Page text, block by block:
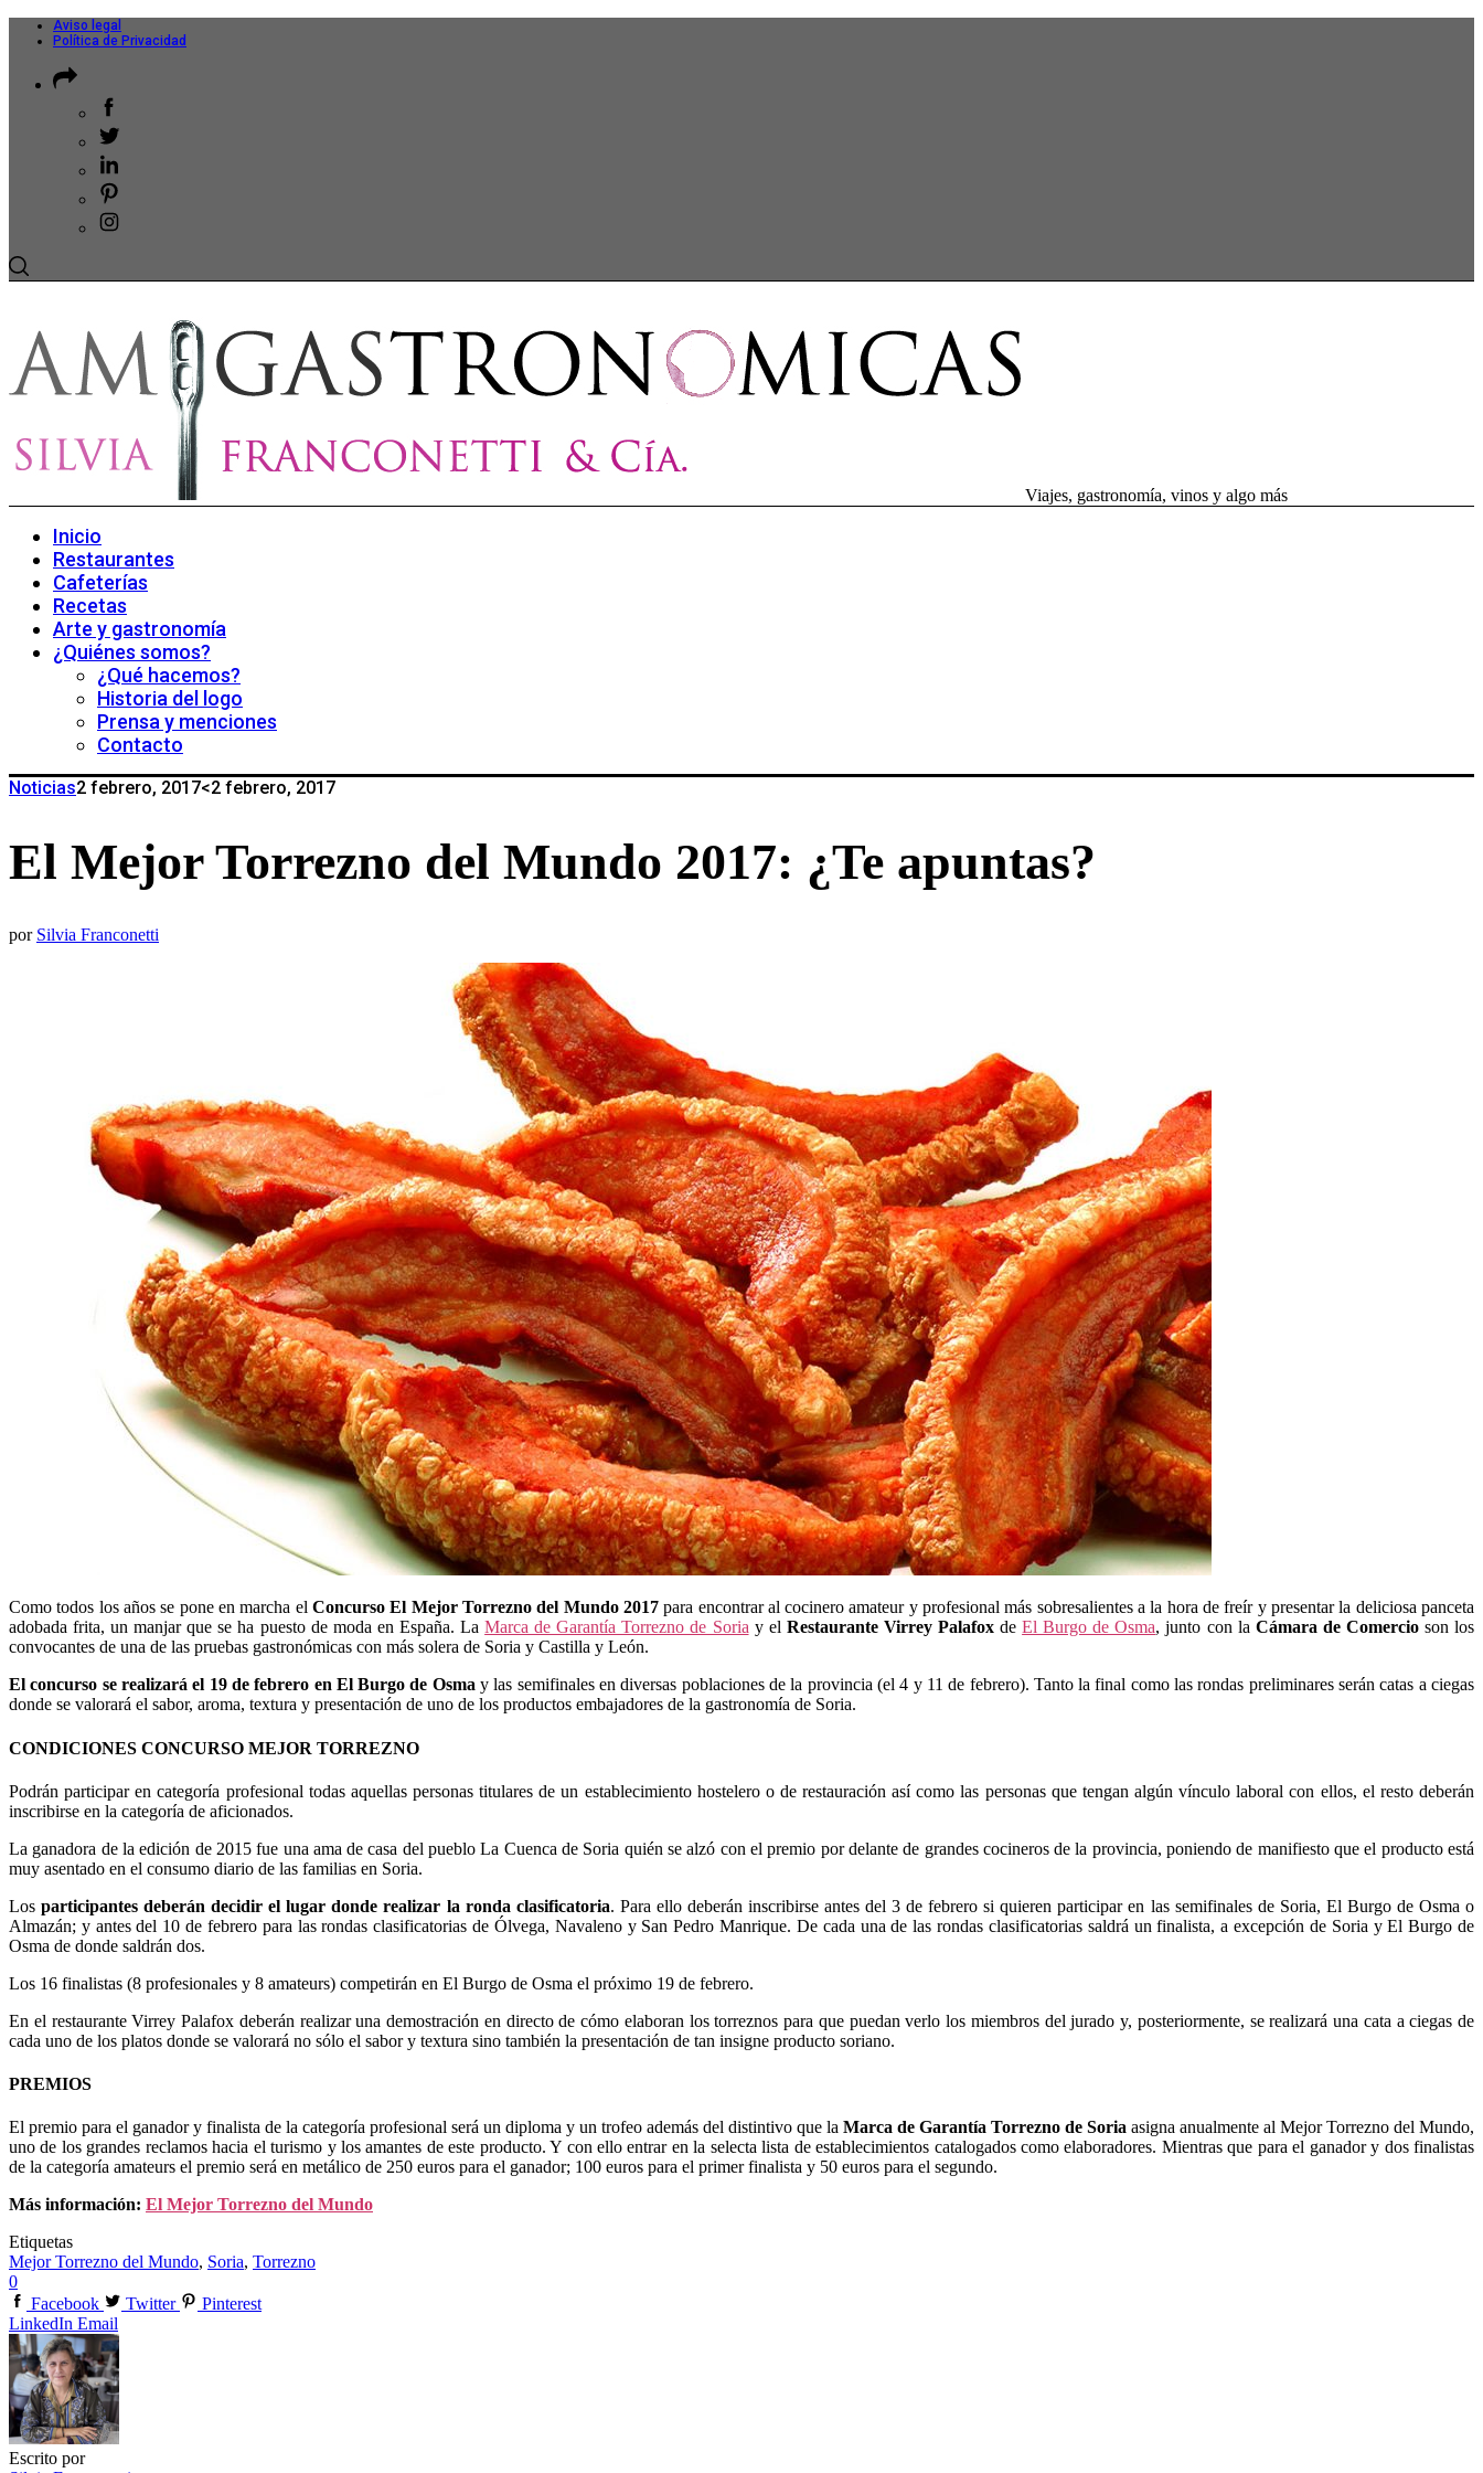
Aviso legal
Política de Privacidad
Viajes, gastronomía, vinos y algo más
Inicio
Restaurantes
Cafeterías
Recetas
Arte y gastronomía
¿Quiénes somos?
¿Qué hacemos?
Historia del logo
Prensa y menciones
Contacto
Noticias2 febrero, 2017<2 febrero, 2017
El Mejor Torrezno del Mundo 2017: ¿Te apuntas?
por Silvia Franconetti
Como todos los años se pone en marcha el Concurso El Mejor Torrezno del Mundo 2017para encontrar al cocinero amateur y profesional más sobresalientes a la hora de freír y presentar la deliciosa panceta
adobada frita, un manjar que se ha puesto de moda en España. LaMarca de Garantía Torrezno de Soria y el Restaurante Virrey PalafoxdeEl Burgo de Osma, junto con la Cámara de Comercioson los
convocantes de una de las pruebas gastronómicas con más solera de Soria y Castilla y León.
El concurso se realizará el 19 de febrero en El Burgo de Osma y las semifinales en diversas poblaciones de la provincia (el 4 y 11 de febrero). Tanto la final como las rondas preliminares serán catas a ciegas
donde se valorará el sabor, aroma, textura y presentación de uno de los productos embajadores de la gastronomía de Soria.
CONDICIONES CONCURSO MEJOR TORREZNO
Podrán participar en categoría profesional todas aquellas personas titulares de un establecimiento hostelero o de restauración así como las personas que tengan algún vínculo laboral con ellos, el resto deberán
inscribirse en la categoría de aficionados.
La ganadora de la edición de 2015 fue una ama de casa del pueblo La Cuenca de Soria quién se alzó con el premio por delante de grandes cocineros de la provincia, poniendo de manifiesto que el producto está
muy asentado en el consumo diario de las familias en Soria.
Losparticipantes deberán decidir el lugar donde realizar la ronda clasificatoria. Para ello deberán inscribirse antes del 3 de febrero si quieren participar en las semifinales de Soria, El Burgo de Osma o
Almazán; y antes del 10 de febrero para las rondas clasificatorias de Ólvega, Navaleno y San Pedro Manrique. De cada una de las rondas clasificatorias saldrá un finalista, a excepción de Soria y El Burgo de
Osma de donde saldrán dos.
Los 16 finalistas (8 profesionales y 8 amateurs) competirán en El Burgo de Osma el próximo 19 de febrero.
En el restaurante Virrey Palafox deberán realizar una demostración en directo de cómo elaboran los torreznos para que puedan verlo los miembros del jurado y, posteriormente, se realizará una cata a ciegas de
cada uno de los platos donde se valorará no sólo el sabor y textura sino también la presentación de tan insigne producto soriano.
PREMIOS
El premio para el ganador y finalista de la categoría profesional será un diploma y un trofeo además del distintivo que la Marca de Garantía Torrezno de Soria asigna anualmente al Mejor Torrezno del Mundo,
uno de los grandes reclamos hacia el turismo y los amantes de este producto. Y con ello entrar en la selecta lista de establecimientos catalogados como elaboradores. Mientras que para el ganador y dos finalistas
de la categoría amateurs el premio será en metálico de 250 euros para el ganador; 100 euros para el primer finalista y 50 euros para el segundo.
Más información: El Mejor Torrezno del Mundo
Etiquetas
Mejor Torrezno del Mundo, Soria, Torrezno
0
Facebook
Twitter
Pinterest
LinkedIn Email
Escrito por